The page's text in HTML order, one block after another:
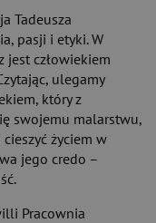
Tadeusza
pasji i etyki. W
jest człowiekiem
ulegamy
który z
swojemu malarstwu,
życiem w
jego credo –
Pracownia